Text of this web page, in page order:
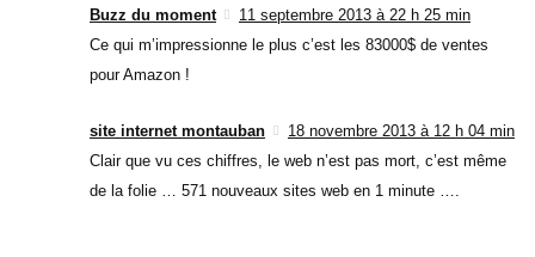
Buzz du moment
11 septembre 2013 à 22 h 25 min
Ce qui m’impressionne le plus c’est les 83000$ de ventes
pour Amazon !
site internet montauban
18 novembre 2013 à 12 h 04 min
Clair que vu ces chiffres, le web n’est pas mort, c’est même
de la folie … 571 nouveaux sites web en 1 minute ….